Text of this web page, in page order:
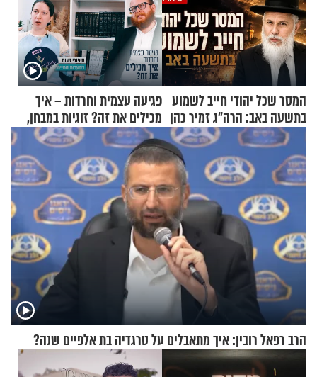
המסר שכל יהודי חייב לשמוע
בתשעה באב: הרה"ג זמיר כהן
בשיעור מיוחד
פגיעה עצמית וחרדות – איך
מכילים את זה? זוגיות במבחן,
הפעם עם יהודית ואלתר כהן
הרב רפאל רובין: איך מתאבלים על טרגדיה בת אלפיים שנה?